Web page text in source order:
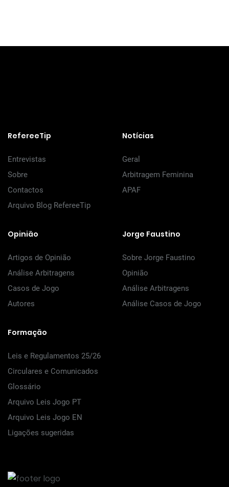
RefereeTip
Entrevistas
Sobre
Contactos
Arquivo Blog RefereeTip
Notícias
Geral
Arbitragem Feminina
APAF
Opinião
Artigos de Opinião
Análise Arbitragens
Casos de Jogo
Autores
Jorge Faustino
Sobre Jorge Faustino
Opinião
Análise Arbitragens
Análise Casos de Jogo
Formação
Leis e Regulamentos 25/26
Circulares e Comunicados
Glossário
Arquivo Leis Jogo PT
Arquivo Leis Jogo EN
Ligações sugeridas